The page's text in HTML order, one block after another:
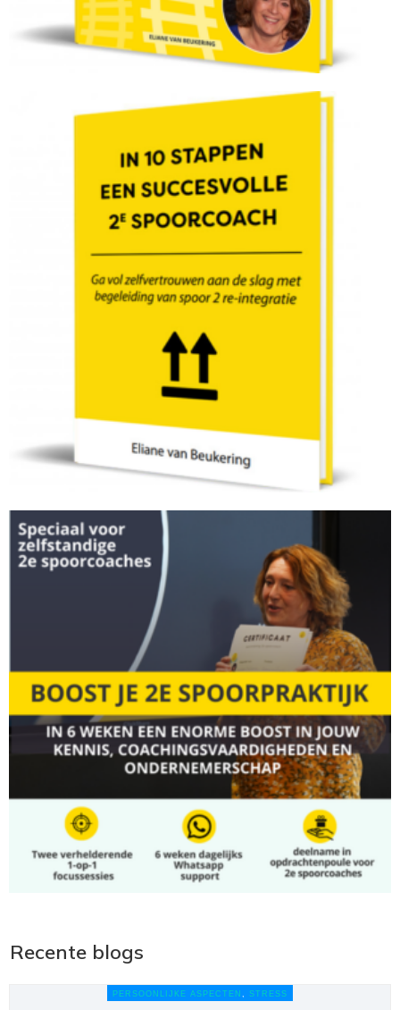
Recente blogs
PERSOONLIJKE ASPECTEN , STRESS